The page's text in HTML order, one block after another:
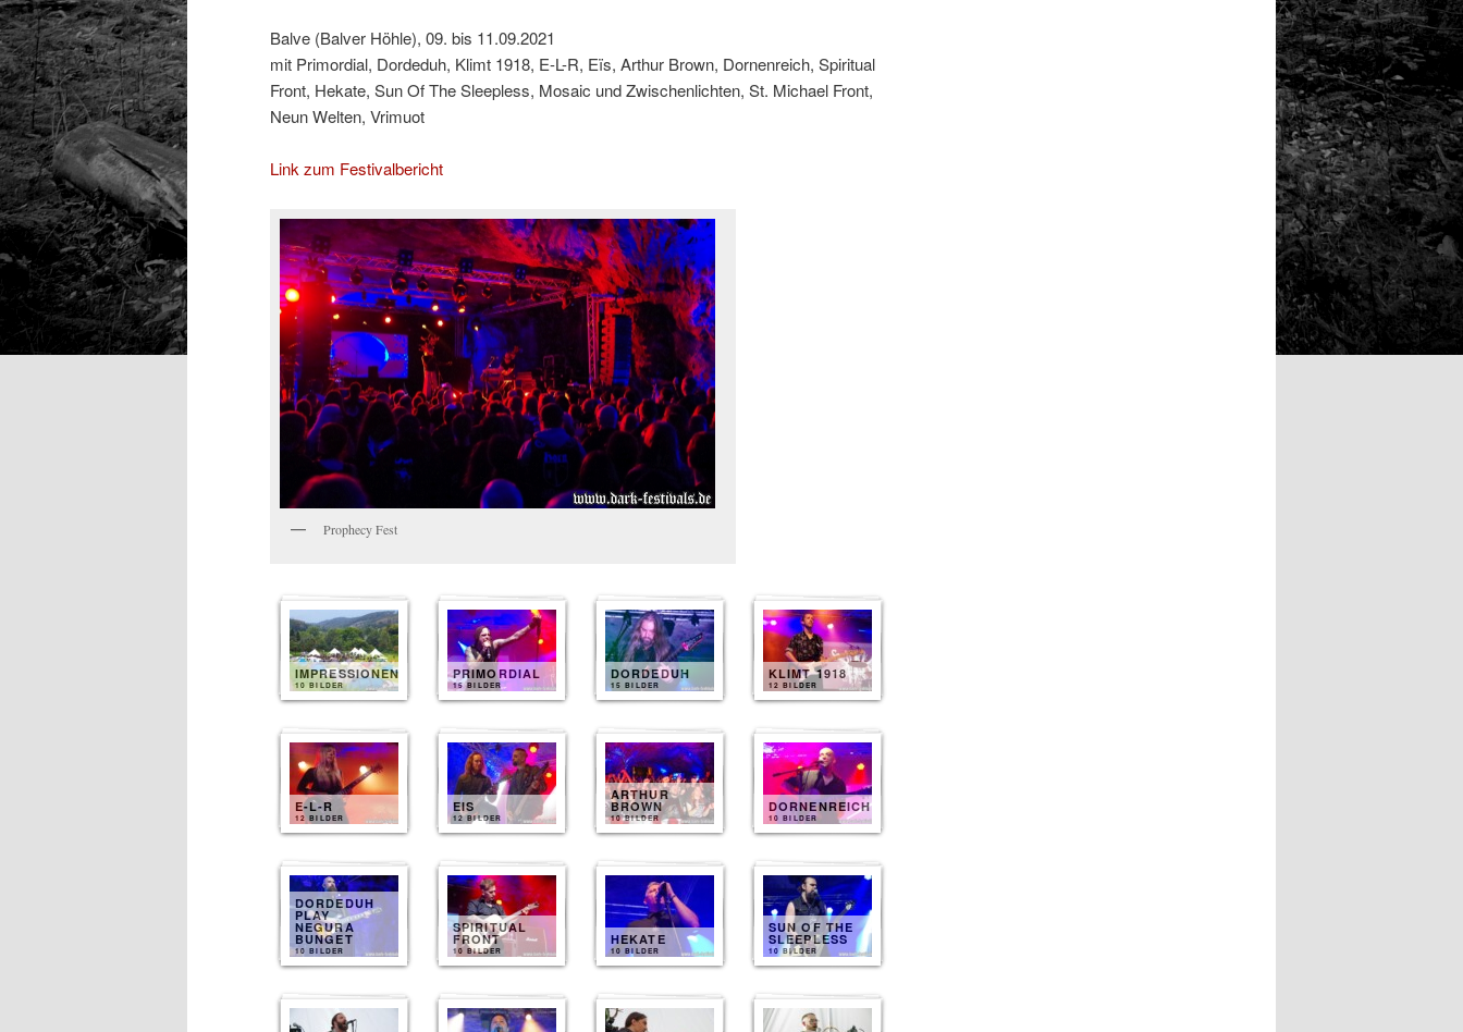
Balve (Balver Höhle), 09. bis 11.09.2021
mit Primordial, Dordeduh, Klimt 1918, E-L-R, Eïs, Arthur Brown, Dornenreich, Spiritual
Front, Hekate, Sun Of The Sleepless, Mosaic und Zwischenlichten, St. Michael Front,
Neun Welten, Vrimuot
Link zum Festivalbericht
Prophecy Fest
IMPRESSIONEN
10 BILDER
PRIMORDIAL
15 BILDER
DORDEDUH
15 BILDER
KLIMT 1918
12 BILDER
E-L-R
12 BILDER
EIS
12 BILDER
ARTHUR
BROWN
10 BILDER
DORNENREICH
10 BILDER
DORDEDUH
PLAY
NEGURA
BUNGET
10 BILDER
SPIRITUAL
FRONT
10 BILDER
HEKATE
10 BILDER
SUN OF THE
SLEEPLESS
10 BILDER